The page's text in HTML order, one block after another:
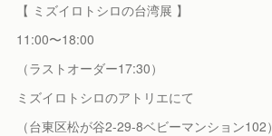
【 ミズイロトシロの台湾展 】
11:00〜18:00
（ラストオーダー17:30）
ミズイロトシロのアトリエにて
（台東区松が谷2-29-8ベビーマンション102）